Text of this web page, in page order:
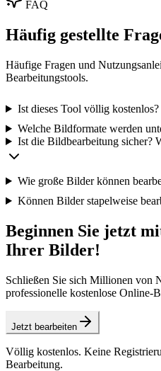
FAQ
Häufig gestellte
Häufige Fragen und
Bearbeitungstools.
Ist dieses Tool völlig kostenlos?
Welche Bildformate werden
Ist die Bildbearbeitung sicher?
Wie große Bilder können
Können Bilder stapelweise
Beginnen Sie jetzt
Ihrer Bilder!
Schließen Sie sich Millionen von
professionelle kostenlose Online-
Jetzt bearbeiten
Völlig kostenlos. Keine
Bearbeitung.